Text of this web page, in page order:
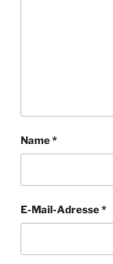
Name*
E-Mail-Adresse*